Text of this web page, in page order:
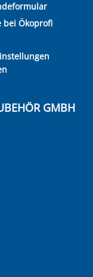
bei Ökoprofi
GMBH